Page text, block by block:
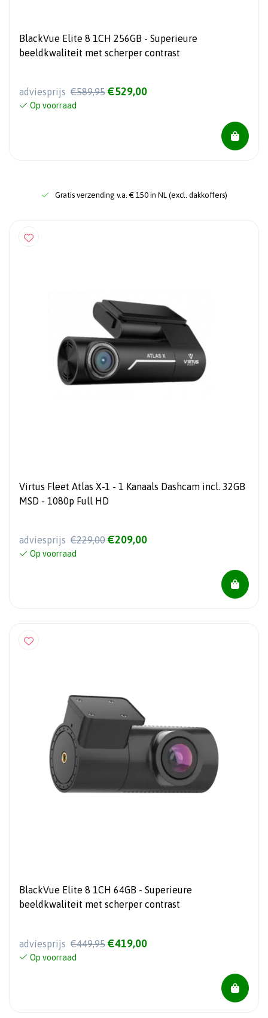
BlackVue Elite 8 1CH 256GB - Superieure
beeldkwaliteit met scherper contrast
adviesprijs €589,95 €529,00
Op voorraad
Gratis verzending v.a. € 150 in NL (excl. dakkoffers)
Virtus Fleet Atlas X-1 - 1 Kanaals Dashcam incl. 32GB
MSD - 1080p Full HD
adviesprijs €229,00 €209,00
Op voorraad
BlackVue Elite 8 1CH 64GB - Superieure
beeldkwaliteit met scherper contrast
adviesprijs €449,95 €419,00
Op voorraad